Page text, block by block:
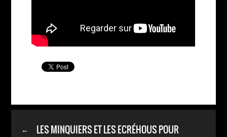
← LES MINQUIERS ET LES ECRÉHOUS POUR